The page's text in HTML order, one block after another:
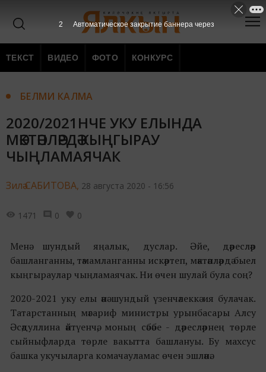
ТЕКСТ ВИДЕО ФОТО КОНКУРС
БЕЛМИ КАЛМА
2020/2021НЧЕ УКУ ЕЛЫНДА
МӘКТӘПЛӘРДӘ КЫҢГЫРАУ
ЧЫҢЛАМАЯЧАК
Зилә САБИТОВА, 28 августа 2020 - 16:56
1471 0 0
Менә шундый яңалык, дуслар. Әйе, дәресләр
башланганны, тәмамланганны искәртеп, мәктәпләрдә быел
кыңгыраулар чыңламаячак. Ни өчен шулай була соң?
2020-2021 уку елы әнә шундый үзенчәлеккә ия булачак.
Татарстанның мәгариф министры урынбасары Алсу
Әсәдуллина әйтүенчә, моның сәбәбе - дәресләрнең төрле
сыйныфларда төрле вакытта башлануы. Бу махсус
башка укучыларга комачауламас өчен эшләнә.
1 Автоматическое закрытие баннера через